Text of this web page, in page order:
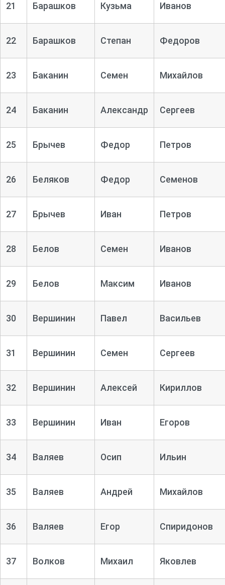
21 Барашков Кузьма Иванов
22 Барашков Степан Федоров
23 Баканин Семен Михайлов
24 Баканин Александр Сергеев
25 Брычев Федор Петров
26 Беляков Федор Семенов
27 Брычев Иван Петров
28 Белов Семен Иванов
29 Белов Максим Иванов
30 Вершинин Павел Васильев
31 Вершинин Семен Сергеев
32 Вершинин Алексей Кириллов
33 Вершинин Иван Егоров
34 Валяев Осип Ильин
35 Валяев Андрей Михайлов
36 Валяев Егор Спиридонов
37 Волков Михаил Яковлев